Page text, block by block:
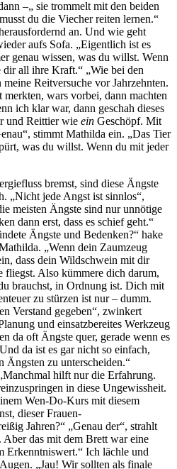
–„ sie trommelt mit den beiden
du die Viecher reiten lernen.“
an. Und wie geht
aufs Sofa. „Eigentlich ist es
genau wissen, was du willst. Wenn
dir all ihre Kraft.“ „Wie bei den
Reitversuche vor Jahrzehnten.
wars vorbei, dann machten
ich klar war, dann geschah dieses
und Reittier wie ein Geschöpf. Mit
stimmt Mathilda ein. „Das Tier
was du willst. Wenn du mit jeder
bremst, sind diese Ängste
„Nicht jede Angst ist sinnlos“,
meisten Ängste sind nur unnötige
dann erst, dass es schief geht.“
Ängste und Bedenken?“ hake
„Wenn dein Zaumzeug
dass dein Wildschwein mit dir
fliegst. Also kümmere dich darum,
brauchst, in Ordnung ist. Dich mit
zu stürzen ist nur – dumm.
Verstand gegeben“, zwinkert
und einsatzbereites Werkzeug
da oft Ängste quer, gerade wenn es
da ist es gar nicht so einfach,
Ängsten zu unterscheiden.“
hilft nur die Erfahrung.
in diese Ungewissheit.
Wen-Do-Kurs mit diesem
dieser Frauen-
Jahren?“ „Genau der“, strahlt
das mit dem Brett war eine
Erkenntniswert.“ Ich lächle und
„Jau! Wir sollten als finale